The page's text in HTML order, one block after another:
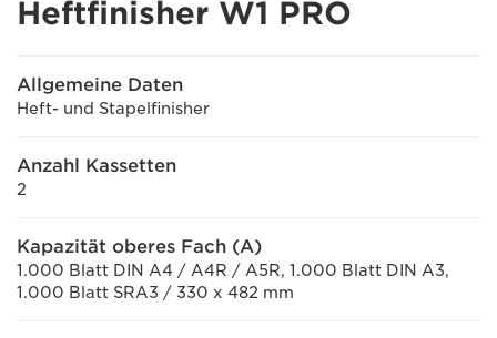
Heftfinisher W1 PRO
Allgemeine Daten
Heft- und Stapelfinisher
Anzahl Kassetten
2
Kapazität oberes Fach (A)
1.000 Blatt DIN A4 / A4R / A5R, 1.000 Blatt DIN A3,
1.000 Blatt SRA3 / 330 x 482 mm